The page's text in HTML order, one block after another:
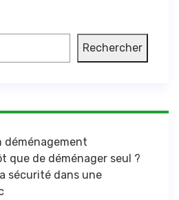
Rechercher
déménagement
que de déménager seul ?
sécurité dans une